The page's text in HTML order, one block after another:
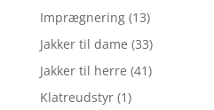
Imprægnering (13)
Jakker til dame (33)
Jakker til herre (41)
Klatreudstyr (1)